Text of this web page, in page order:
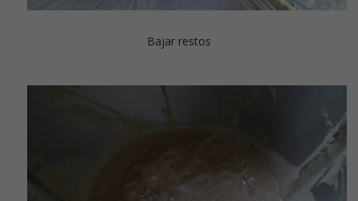
Bajar restos